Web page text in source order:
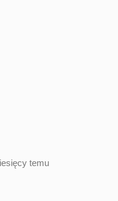
temu